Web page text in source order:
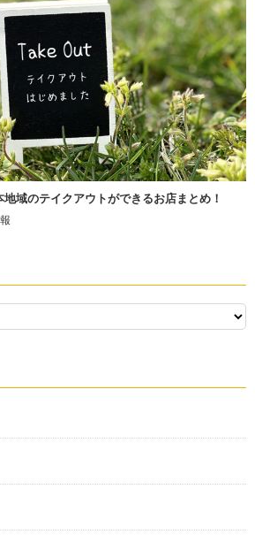
地域のテイクアウトができるお店まとめ！